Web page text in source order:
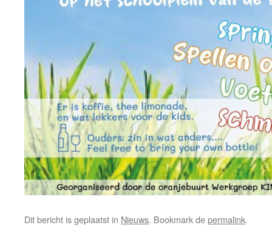
Dit bericht is geplaatst in Nieuws. Bookmark depermalink.